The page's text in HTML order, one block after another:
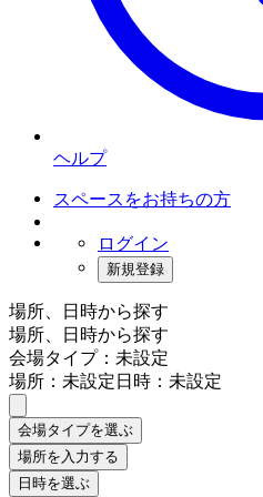
ヘルプ
スペースをお持ちの方
ログイン
新規登録
場所、日時から探す
場所、日時から探す
会場タイプ：未設定
場所：未設定日時：未設定
会場タイプを選ぶ
場所を入力する
日時を選ぶ